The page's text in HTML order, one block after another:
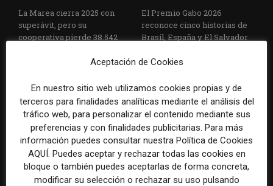
La Marea cierra 2025 con
superávit, pero su
cooperativa pierde 38.542
El Premio Gabo 2026
reconoce cinco historias de
Brasil, España y El Salvador
la violencia
Radio Televisión Madrid
ADEPA crea un premio
Aceptación de Cookies
En nuestro sitio web utilizamos cookies propias y de
terceros para finalidades analíticas mediante el análisis del
tráfico web, para personalizar el contenido mediante sus
preferencias y con finalidades publicitarias. Para más
información puedes consultar nuestra Política de Cookies
AQUÍ. Puedes aceptar y rechazar todas las cookies en
bloque o también puedes aceptarlas de forma concreta,
modificar su selección o rechazar su uso pulsando